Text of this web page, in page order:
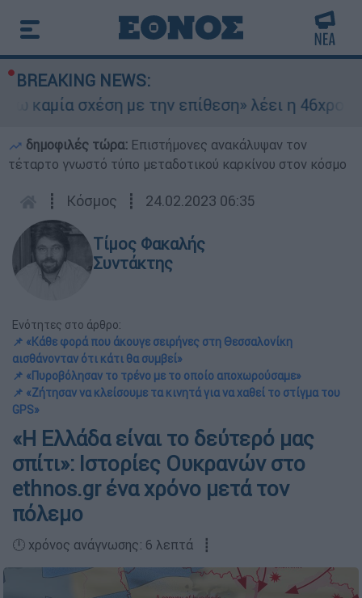
BREAKING NEWS:
σχέση με την επίθεση» λέει η 46χρονη - Τι
δημοφιλές τώρα: Επιστήμονες ανακάλυψαν τον
τέταρτο γνωστό τύπο μεταδοτικού καρκίνου στον κόσμο
┋ Κόσμος ┋ 24.02.2023 06:35
Τίμος Φακαλής
Συντάκτης
Ενότητες στο άρθρο:
📌 «Κάθε φορά που άκουγε σειρήνες στη Θεσσαλονίκη
αισθάνονταν ότι κάτι θα συμβεί»
📌 «Πυροβόλησαν το τρένο με το οποίο αποχωρούσαμε»
📌 «Ζήτησαν να κλείσουμε τα κινητά για να χαθεί το στίγμα του
GPS»
«Η Ελλάδα είναι το δεύτερό μας
σπίτι»: Ιστορίες Ουκρανών στο
ethnos.gr ένα χρόνο μετά τον
πόλεμο
🕛 χρόνος ανάγνωσης: 6 λεπτά ┋